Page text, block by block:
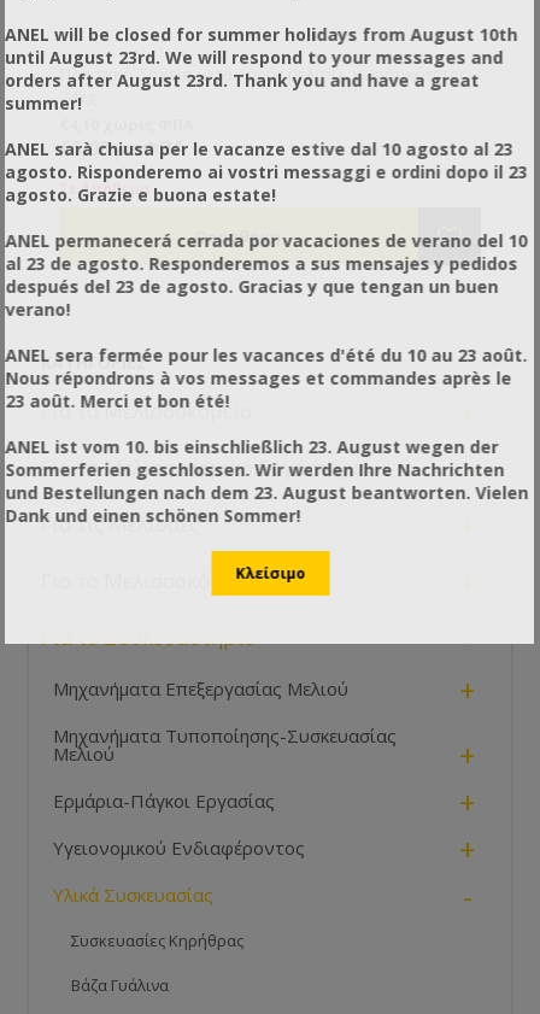
Πλαστικό δοχείο μεταφοράς μελιού, χωρητικότητας
24kg.
€5,08 με ΦΠΑ
Σε Απόθεμα
ΚΑΤΗΓΟΡΊΕΣ
Για το Μελισσοκομείο
Για το Μελισσοκομικό Εργαστήριο +
Για τις Μέλισσες
Για το Συσκευαστήριο -
Μηχανήματα Επεξεργασίας Μελιού +
Μηχανήματα Τυποποίησης-Συσκευασίας
Μελιού +
Ερμάρια-Πάγκοι Εργασίας +
Υγειονομικού Ενδιαφέροντος +
Υλικά Συσκευασίας -
Συσκευασίες Κηρήθρας
Βάζα Γυάλινα
ANEL will be closed for summer holidays from August 10th
until August 23rd. We will respond to your messages and
orders after August 23rd. Thank you and have a great
summer!
ANEL sarà chiusa per le vacanze estive dal 10 agosto al 23
agosto. Risponderemo ai vostri messaggi e ordini dopo il 23
agosto. Grazie e buona estate!
ANEL permanecerá cerrada por vacaciones de verano del 10
al 23 de agosto. Responderemos a sus mensajes y pedidos
después del 23 de agosto. Gracias y que tengan un buen
verano!
ANEL sera fermée pour les vacances d'été du 10 au 23 août.
Nous répondrons à vos messages et commandes après le
23 août. Merci et bon été!
ANEL ist vom 10. bis einschließlich 23. August wegen der
Sommerferien geschlossen. Wir werden Ihre Nachrichten
und Bestellungen nach dem 23. August beantworten. Vielen
Dank und einen schönen Sommer!